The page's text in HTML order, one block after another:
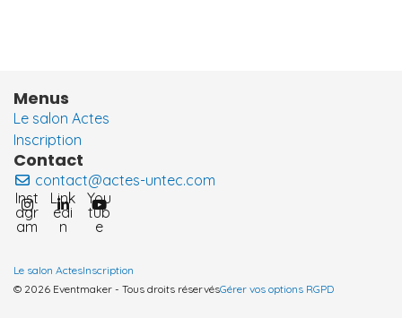
Menus
Le salon Actes
Inscription
Contact
contact@actes-untec.com
Inst
agr
am
Link
edi
n
You
tub
e
Le salon ActesInscription
© 2026 Eventmaker - Tous droits réservésGérer vos options RGPD